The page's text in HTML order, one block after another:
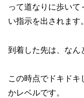
って道なりに歩い
い指示を出されます。
到着した先は、なん
この時点でドキドキ
かレベルです。